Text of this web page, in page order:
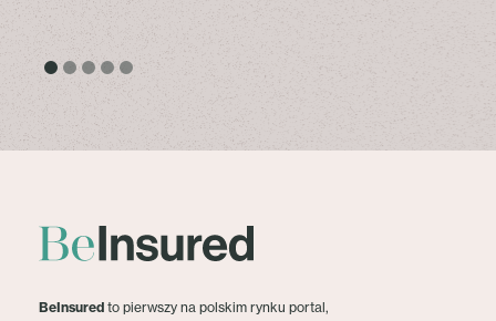
BeInsured to pierwszy na polskim rynku portal,